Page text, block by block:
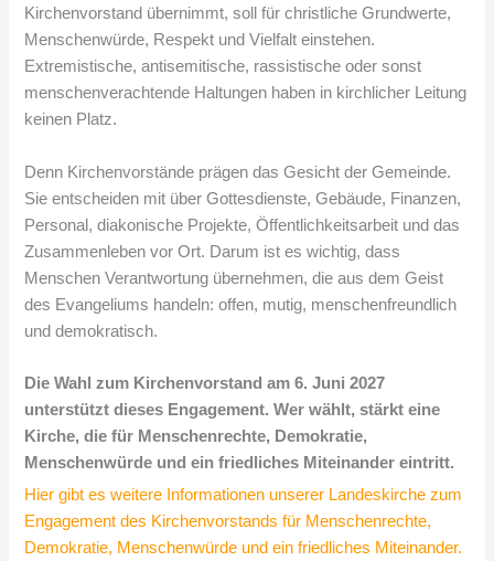
Kirchenvorstand übernimmt, soll für christliche Grundwerte,
Menschenwürde, Respekt und Vielfalt einstehen.
Extremistische, antisemitische, rassistische oder sonst
menschenverachtende Haltungen haben in kirchlicher Leitung
keinen Platz.
Denn Kirchenvorstände prägen das Gesicht der Gemeinde.
Sie entscheiden mit über Gottesdienste, Gebäude, Finanzen,
Personal, diakonische Projekte, Öffentlichkeitsarbeit und das
Zusammenleben vor Ort. Darum ist es wichtig, dass
Menschen Verantwortung übernehmen, die aus dem Geist
des Evangeliums handeln: offen, mutig, menschenfreundlich
und demokratisch.
Die Wahl zum Kirchenvorstand am 6. Juni 2027
unterstützt dieses Engagement. Wer wählt, stärkt eine
Kirche, die für Menschenrechte, Demokratie,
Menschenwürde und ein friedliches Miteinander eintritt.
Hier gibt es weitere Informationen unserer Landeskirche zum
Engagement des Kirchenvorstands für Menschenrechte,
Demokratie, Menschenwürde und ein friedliches Miteinander.